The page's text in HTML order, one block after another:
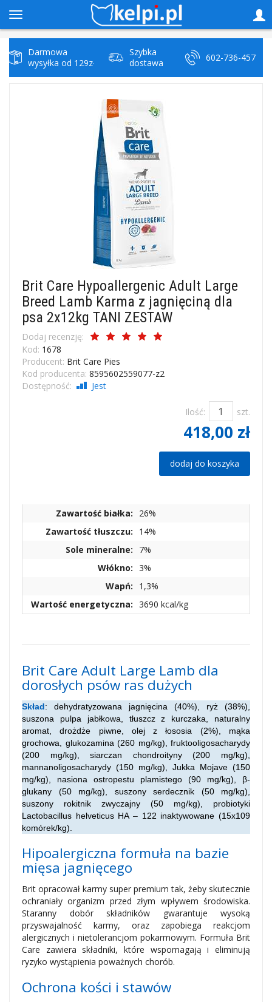
Darmowa
wysyłka od 129zł
Szybka
dostawa
602-736-457
Brit Care Hypoallergenic Adult Large
Breed Lamb Karma z jagnięciną dla
psa 2x12kg TANI ZESTAW
Dodaj recenzję:
Kod: 1678
Producent: Brit Care Pies
Kod producenta: 8595602559077-z2
Dostępność:
Jest
Ilość: szt.
418,00 zł
dodaj do koszyka
Zawartość białka:
26%
Zawartość tłuszczu:
14%
Sole mineralne:
7%
Włókno: 3%
Wapń:
1,3%
Wartość energetyczna: 3690 kcal/kg
Brit Care Adult Large Lamb dla
dorosłych psów ras dużych
Skład: dehydratyzowana jagnięcina (40%), ryż (38%),
suszona pulpa jabłkowa, tłuszcz z kurczaka, naturalny
aromat, drożdże piwne, olej z łososia (2%), mąka
grochowa, glukozamina (260 mg/kg), fruktooligosacharydy
(200 mg/kg), siarczan chondroityny (200 mg/kg),
mannanoligosacharydy (150 mg/kg), Jukka Mojave (150
mg/kg), nasiona ostropestu plamistego (90 mg/kg), β-
glukany (50 mg/kg), suszony serdecznik (50 mg/kg),
suszony rokitnik zwyczajny (50 mg/kg), probiotyki
Lactobacillus helveticus HA – 122 inaktywowane (15x109
komórek/kg).
Hipoalergiczna formuła na bazie
mięsa jagnięcego
Brit opracował karmy super premium tak, żeby skutecznie
ochraniały organizm przed złym wpływem środowiska.
Staranny dobór składników gwarantuje wysoką
przyswajalność karmy, oraz zapobiega reakcjom
alergicznych i nietolerancjom pokarmowym. Formuła Brit
Care zawiera składniki, które wspomagają i eliminują
ryzyko wystąpienia poważnych chorób.
Ochrona kości i stawów